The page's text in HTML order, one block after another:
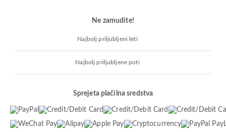
Ne zamudite!
Najbolj priljubljeni leti
Najbolj priljubljene poti
Sprejeta plačilna sredstva